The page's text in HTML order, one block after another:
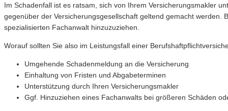
Im Schadenfall ist es ratsam, sich von Ihrem Versicherungsmakler
gegenüber der Versicherungsgesellschaft geltend gemacht
spezialisierten Fachanwalt hinzuzuziehen.
Worauf sollten Sie also im Leistungsfall einer
Umgehende Schadenmeldung an die Versicherung
Einhaltung von Fristen und Abgabeterminen
Unterstützung durch Ihren Versicherungsmakler
Ggf. Hinzuziehen eines Fachanwalts bei größeren Schäden